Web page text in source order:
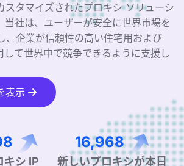
スタマイズされたプロキシ ソリューシ
当社は、ユーザーが安全に世界市場を
、企業が信頼性の高い住宅用および
して世界中で競争できるように支援し
表示
キシ IP
29,583
新しいプロキシが本日